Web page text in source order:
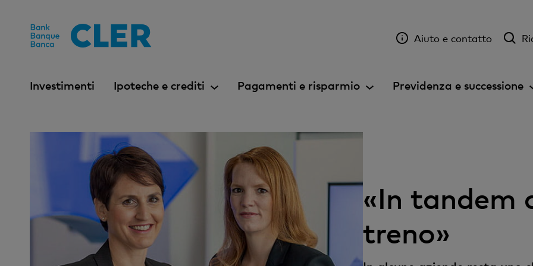
Aiuto e contatto
Investimenti Ipoteche e crediti Pagamenti e risparmio Previdenza e successione
«In tandem
treno»